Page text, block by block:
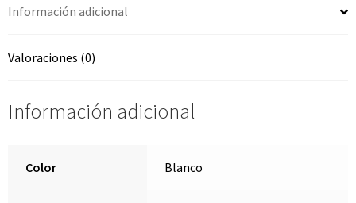
Información adicional
Valoraciones (0)
Información adicional
Color Blanco